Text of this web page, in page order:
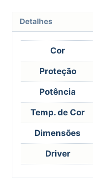
Detalhes
Cor
Proteção
Potência
Temp. de Cor
Dimensões
Driver